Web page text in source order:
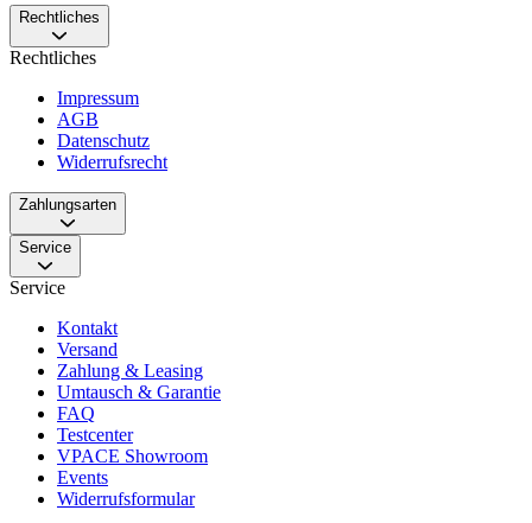
Rechtliches
Rechtliches
Impressum
AGB
Datenschutz
Widerrufsrecht
Zahlungsarten
Service
Service
Kontakt
Versand
Zahlung & Leasing
Umtausch & Garantie
FAQ
Testcenter
VPACE Showroom
Events
Widerrufsformular